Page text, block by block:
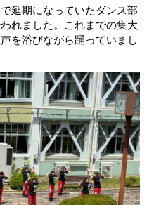
延期になっていたダンス部
れました。これまでの集大
を浴びながら踊っていまし